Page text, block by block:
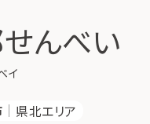
んべい
イ
県北エリア